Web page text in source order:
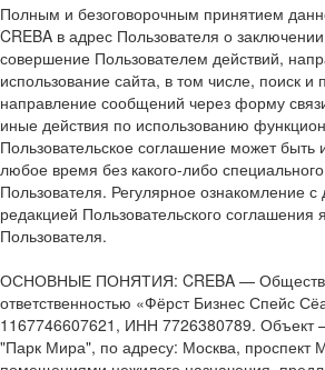
Полным и безоговорочным принятием
CREBA в адрес Пользователя о
совершение Пользователем действий,
использование сайта, в том числе, поиск
направление сообщений через форму
иные действия по использованию
Пользовательское соглашение может быть
любое время без какого-либо
Пользователя. Регулярное ознакомление
редакцией Пользовательского соглашения
Пользователя.
ОСНОВНЫЕ ПОНЯТИЯ: CREBA — Общество
ответственностью «Фёрст Бизнес Спейс
1167746607621, ИНН 7726380789.
"Парк Мира", по адресу: Москва, проспект